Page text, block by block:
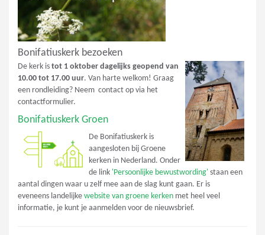
Bonifatiuskerk bezoeken
De kerk is tot 1 oktober dagelijks geopend van
10.00 tot 17.00 uur. Van harte welkom! Graag
een rondleiding? Neem contact op via het
contactformulier.
Bonifatiuskerk Groen
De Bonifatiuskerk is
aangesloten bij Groene
kerken in Nederland. Onder
de link 'Persoonlijke bewustwording' staan een
aantal dingen waar u zelf mee aan de slag kunt gaan. Er is
eveneens landelijke website van groene kerken met heel veel
informatie, je kunt je aanmelden voor de nieuwsbrief.